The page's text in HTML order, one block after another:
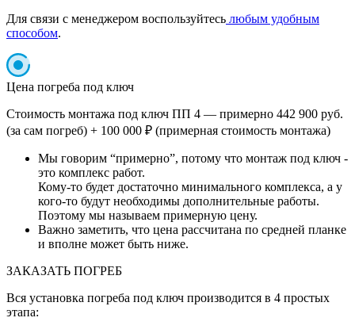
Для связи с менеджером воспользуйтесь любым удобным
способом.
Цена погреба под ключ
Стоимость монтажа под ключ ПП 4 — примерно 442 900 руб.
(за сам погреб) + 100 000 ₽ (примерная стоимость монтажа)
Мы говорим “примерно”, потому что монтаж под ключ -
это комплекс работ.
Кому-то будет достаточно минимального комплекса, а у
кого-то будут необходимы дополнительные работы.
Поэтому мы называем примерную цену.
Важно заметить, что цена рассчитана по средней планке
и вполне может быть ниже.
ЗАКАЗАТЬ ПОГРЕБ
Вся установка погреба под ключ производится в 4 простых
этапа: